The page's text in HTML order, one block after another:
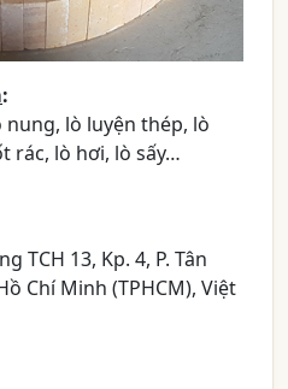
:
nung, lò luyện thép, lò
rác, lò hơi, lò sấy…
TCH 13, Kp. 4, P. Tân
Chí Minh (TPHCM), Việt